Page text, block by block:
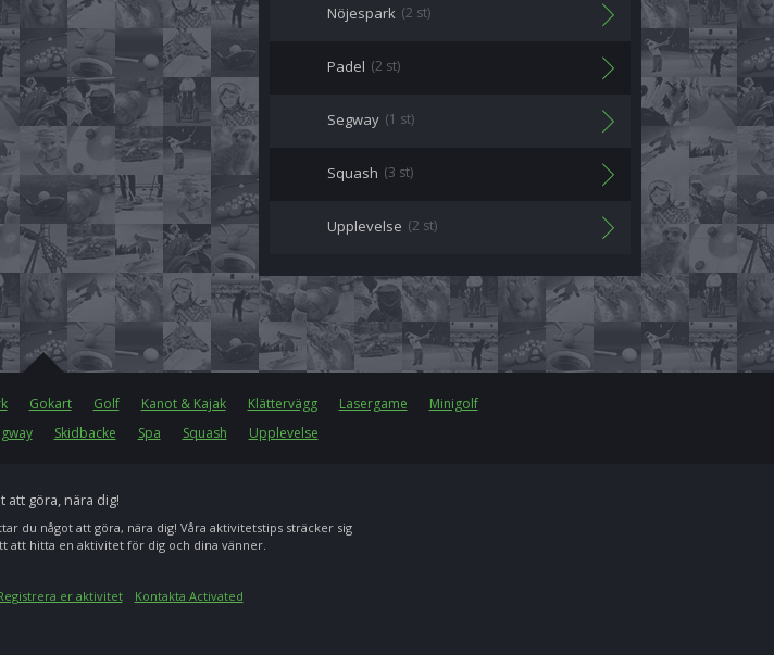
Nöjespark (2 st)
Padel (2 st)
Segway (1 st)
Squash (3 st)
Upplevelse (2 st)
Gokart Golf Kanot & Kajak Klättervägg Lasergame
Minigolf
Skidbacke Spa Squash Upplevelse
att göra, nära dig!
du något att göra, nära dig! Våra aktivitetstips sträcker sig
att hitta en aktivitet för dig och dina vänner.
er aktivitet Kontakta Activated